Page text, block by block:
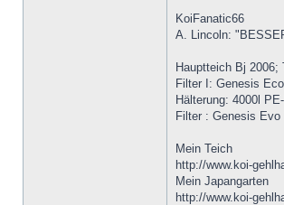
KoiFanatic66
A. Lincoln:
Hauptteich Bj
Filter I: Genesis
Hälterung: 4000l
Filter : Genesis
Mein Teich
http://www.koi-
Mein Japangarten
http://www.koi-